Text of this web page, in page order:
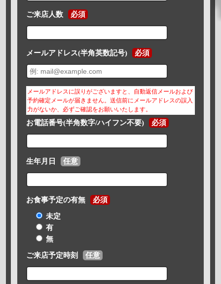
ご来店人数 必須
メールアドレス(半角英数記号) 必須
メールアドレスに誤りがございますと、自動返信メールおよび
予約確定メールが届きません。送信前にメールアドレスの誤入
力がないか、必ずご確認をお願いいたします。
お電話番号(半角数字/ハイフン不要) 必須
生年月日 任意
お食事予定の有無 必須
未定
有
無
ご来店予定時刻 任意